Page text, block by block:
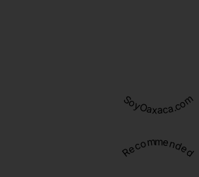
SoyOaxaca.com
Recommended